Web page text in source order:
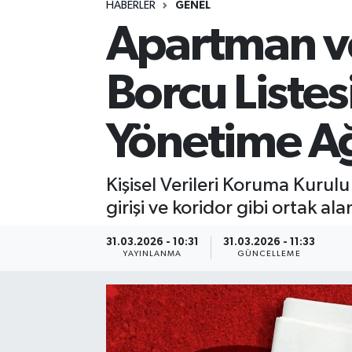
HABERLER GENEL
Apartman
Borcu
Yönetime
Kişisel Verileri Koruma
girişi ve koridor gibi ortak
31.03.2026 - 10:31
YAYINLANMA
31.03.2026 - 11:33
GÜNCELLEME